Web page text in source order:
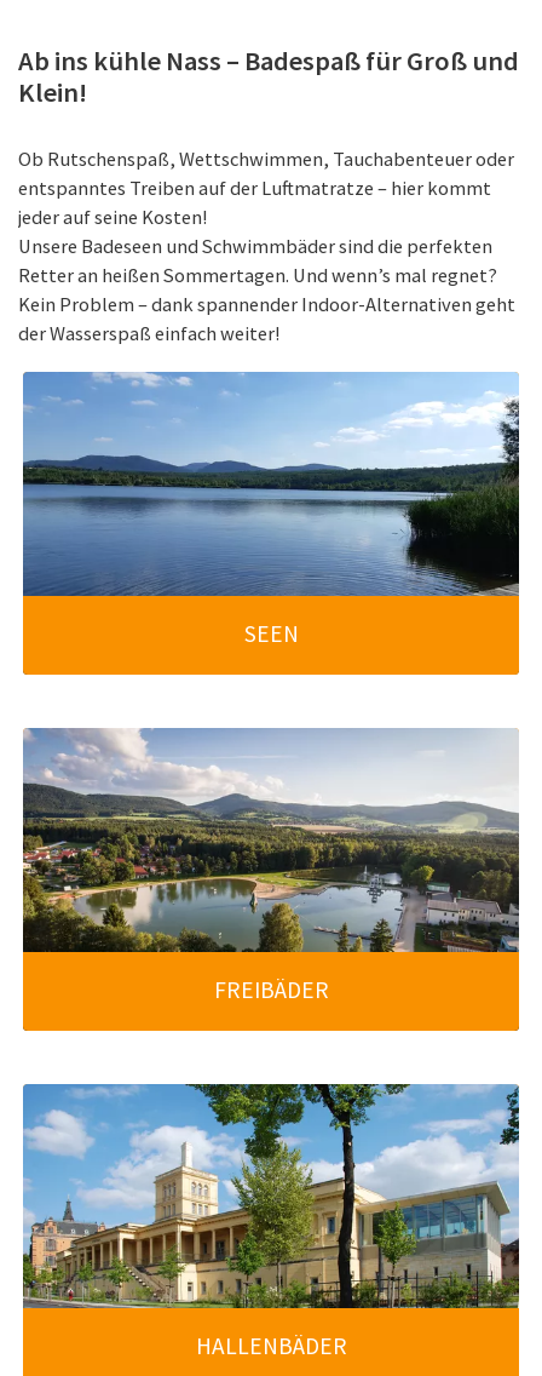
Ab ins kühle Nass – Badespaß für Groß und
Klein!
Ob Rutschenspaß, Wettschwimmen, Tauchabenteuer oder
entspanntes Treiben auf der Luftmatratze – hier kommt
jeder auf seine Kosten!
Unsere Badeseen und Schwimmbäder sind die perfekten
Retter an heißen Sommertagen. Und wenn’s mal regnet?
Kein Problem – dank spannender Indoor-Alternativen geht
der Wasserspaß einfach weiter!
SEEN
FREIBÄDER
HALLENBÄDER